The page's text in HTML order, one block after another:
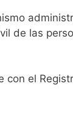
de las
el